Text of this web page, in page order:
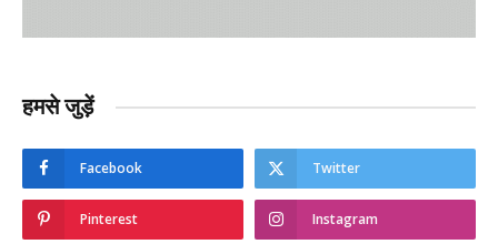
हमसे जुड़ें
Facebook Twitter
Pinterest Instagram